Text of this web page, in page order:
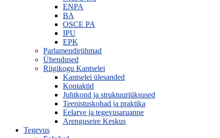
ENPA
BA
OSCE PA
IPU
EPK
Parlamendirühmad
Ühendused
Riigikogu Kantselei
Kantselei ülesanded
Kontaktid
Juhtkond ja struktuuriüksused
Teenistuskohad ja praktika
Eelarve ja tegevusaruanne
Arenguseire Keskus
Tegevus